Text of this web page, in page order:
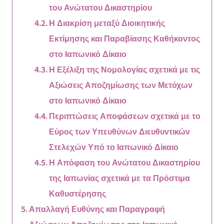
του Ανώτατου Δικαστηρίου
Η Διακρίση μεταξύ Διοικητικής
Εκτίμησης και Παραβίασης Καθήκοντος
στο Ιαπωνικό Δίκαιο
Η Εξέλιξη της Νομολογίας σχετικά με τις
Αξιώσεις Αποζημίωσης των Μετόχων
στο Ιαπωνικό Δίκαιο
Περιπτώσεις Αποφάσεων σχετικά με το
Εύρος των Υπευθύνων Διευθυντικών
Στελεχών Υπό το Ιαπωνικό Δίκαιο
Η Απόφαση του Ανώτατου Δικαστηρίου
της Ιαπωνίας σχετικά με τα Πρόστιμα
Καθυστέρησης
Απαλλαγή Ευθύνης και Παραγραφή